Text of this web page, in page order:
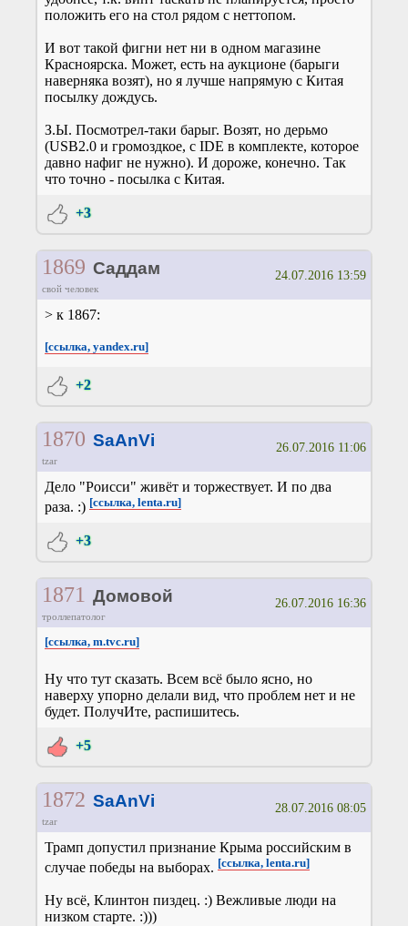
положить его на стол рядом с неттопом.
И вот такой фигни нет ни в одном магазине
Красноярска. Может, есть на аукционе (барыги
наверняка возят), но я лучше напрямую с Китая
посылку дождусь.
З.Ы. Посмотрел-таки барыг. Возят, но дерьмо
(USB2.0 и громоздкое, с IDE в комплекте, которое
давно нафиг не нужно). И дороже, конечно. Так
что точно - посылка с Китая.
+3
1869 Саддам
свой человек
24.07.2016 13:59
> к 1867:
[ссылка, yandex.ru]
+2
1870 SaAnVi
tzar
26.07.2016 11:06
Дело "Роисси" живёт и торжествует. И по два
раза. :) [ссылка, lenta.ru]
+3
1871 Домовой
троллепатолог
26.07.2016 16:36
[ссылка, m.tvc.ru]
Ну что тут сказать. Всем всё было ясно, но
наверху упорно делали вид, что проблем нет и не
будет. ПолучИте, распишитесь.
+5
1872 SaAnVi
tzar
28.07.2016 08:05
Трамп допустил признание Крыма российским в
случае победы на выборах. [ссылка, lenta.ru]
Ну всё, Клинтон пиздец. :) Вежливые люди на
низком старте. :)))